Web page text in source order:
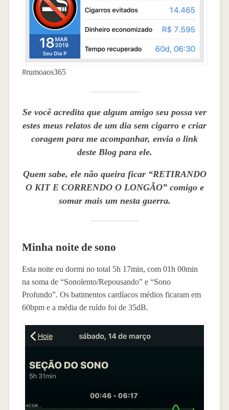
#rumoaos365
Se você acredita que algum amigo seu possa ver
estes meus relatos de um dia sem cigarro e criar
coragem para me acompanhar, envia o link
deste Blog para ele.
Quem sabe, ele não queira ficar “RETIRANDO
O KIT E CORRENDO O LONGÃO” comigo e
somar mais um nesta guerra.
Minha noite de sono
Esta noite eu dormi no total 5h 17min, com 01h 00min
na soma de “Sonolento/Repousando” e “Sono
Profundo”. Os batimentos cardíacos médios ficaram em
60bpm e a média de ruído foi de 35dB.